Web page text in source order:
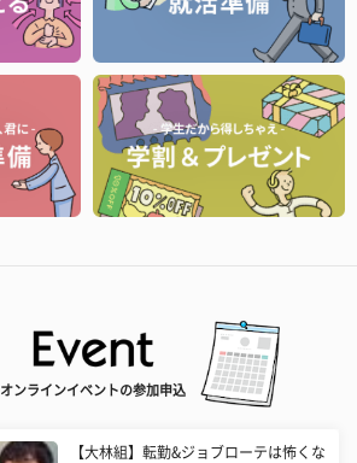
オンラインイベントの参加申込
【大林組】転勤&ジョブローテは怖くな